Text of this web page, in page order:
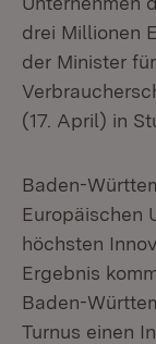
drei Millionen
der Minister
(17. April) in
Baden-
Europäischen
höchsten
Ergebnis
Baden-
Turnus einen